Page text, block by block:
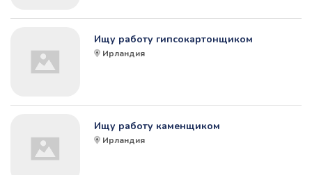
Ищу работу гипсокартонщиком
Ирландия
Ищу работу каменщиком
Ирландия